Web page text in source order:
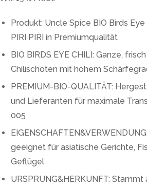
Produkt: Uncle Spice BIO Birds
PIRI PIRI in Premiumqualität
BIO BIRDS EYE CHILI: Ganze,
Chilischoten mit hohem
PREMIUM-BIO-QUALITÄT:
und Lieferanten für maximale
005
geeignet für asiatische Gerichte,
Geflügel
URSPRUNG&HERKUNFT: